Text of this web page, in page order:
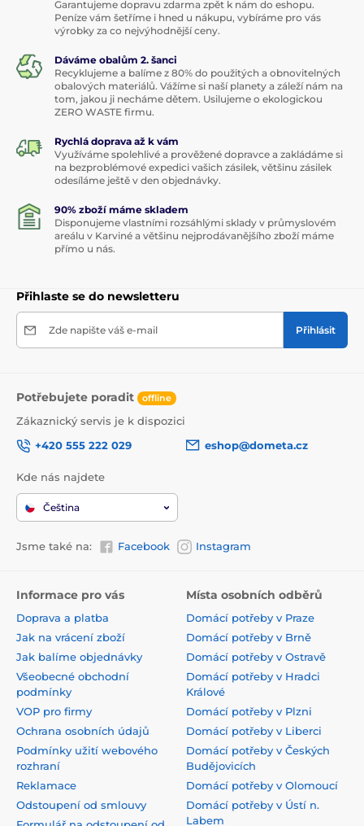
Garantujeme dopravu zdarma zpět k nám do eshopu.
Peníze vám šetříme i hned u nákupu, vybíráme pro vás
výrobky za co nejvýhodnější ceny.
Dáváme obalům 2. šanci
Recyklujeme a balíme z 80% do použitých a obnovitelných
obalových materiálů. Vážíme si naší planety a záleží nám na
tom, jakou ji necháme dětem. Usilujeme o ekologickou
ZERO WASTE firmu.
Rychlá doprava až k vám
Využíváme spolehlivé a prověžené dopravce a zakládáme si
na bezproblémové expedici vašich zásilek, většinu zásilek
odesíláme ještě v den objednávky.
90% zboží máme skladem
Disponujeme vlastními rozsáhlými sklady v průmyslovém
areálu v Karviné a většinu nejprodávanějšího zboží máme
přímo u nás.
Přihlaste se do newsletteru
Zde napište váš e-mail Přihlásit
Potřebujete poradit offline
Zákaznický servis je k dispozici
+420 555 222 029
eshop@dometa.cz
Kde nás najdete
Čeština
Jsme také na: Facebook Instagram
Informace pro vás
Doprava a platba
Jak na vrácení zboží
Jak balíme objednávky
Všeobecné obchodní
podmínky
VOP pro firmy
Ochrana osobních údajů
Podmínky užití webového
rozhraní
Reklamace
Odstoupení od smlouvy
Místa osobních odběrů
Domácí potřeby v Praze
Domácí potřeby v Brně
Domácí potřeby v Ostravě
Domácí potřeby v Hradci
Králové
Domácí potřeby v Plzni
Domácí potřeby v Liberci
Domácí potřeby v Českých
Budějovicích
Domácí potřeby v Olomoucí
Domácí potřeby v Ústí n.
Labem